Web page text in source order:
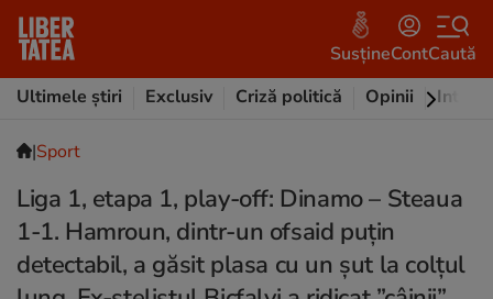
SusțineContCaută
Ultimele știri
Exclusiv Criză politică Opinii
|Sport
Liga 1, etapa 1, play-off: Dinamo – Steaua
1-1. Hamroun, dintr-un ofsaid puțin
detectabil, a găsit plasa cu un șut la colțul